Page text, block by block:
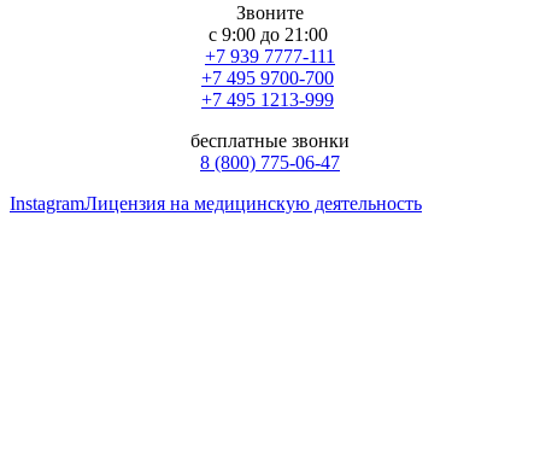
Звоните
с 9:00 до 21:00
+7 939 7777-111
+7 495 9700-700
+7 495 1213-999
бесплатные звонки
8 (800) 775-06-47
InstagramЛицензия на медицинскую деятельность